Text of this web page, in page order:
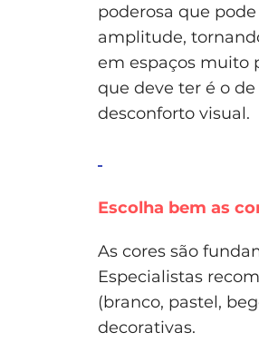
poderosa que
amplitude,
em espaços muito
que deve ter é o
desconforto visual.
Escolha bem as
As cores são
Especialistas
(branco, pastel,
decorativas.